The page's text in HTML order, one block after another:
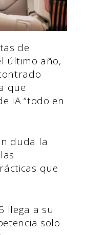
de
último año,
que
IA “todo en
duda la
que
llega a su
solo